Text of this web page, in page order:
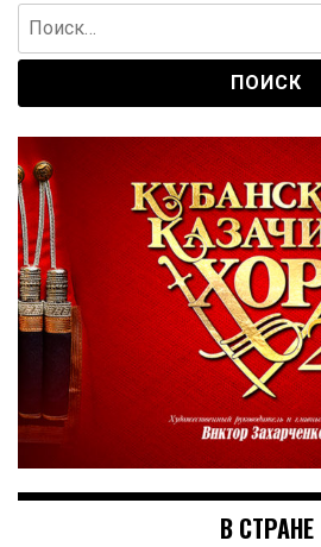
Найти:
В СТРАНЕ